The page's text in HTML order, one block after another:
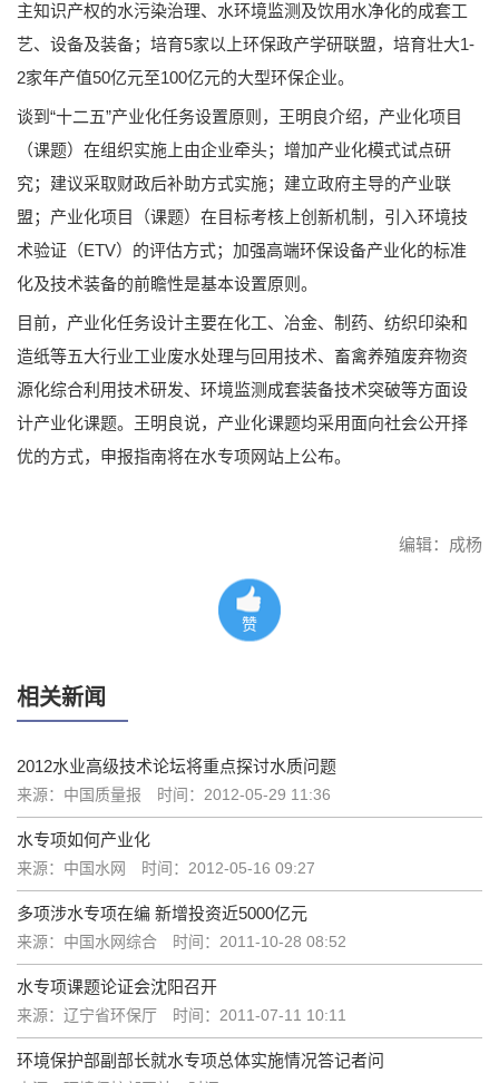
主知识产权的水污染治理、水环境监测及饮用水净化的成套工
艺、设备及装备；培育5家以上环保政产学研联盟，培育壮大1-
2家年产值50亿元至100亿元的大型环保企业。
谈到“十二五”产业化任务设置原则，王明良介绍，产业化项目
（课题）在组织实施上由企业牵头；增加产业化模式试点研
究；建议采取财政后补助方式实施；建立政府主导的产业联
盟；产业化项目（课题）在目标考核上创新机制，引入环境技
术验证（ETV）的评估方式；加强高端环保设备产业化的标准
化及技术装备的前瞻性是基本设置原则。
目前，产业化任务设计主要在化工、冶金、制药、纺织印染和
造纸等五大行业工业废水处理与回用技术、畜禽养殖废弃物资
源化综合利用技术研发、环境监测成套装备技术突破等方面设
计产业化课题。王明良说，产业化课题均采用面向社会公开择
优的方式，申报指南将在水专项网站上公布。
编辑：成杨
赞
相关新闻
2012水业高级技术论坛将重点探讨水质问题
来源：中国质量报 时间：2012-05-29 11:36
水专项如何产业化
来源：中国水网 时间：2012-05-16 09:27
多项涉水专项在编 新增投资近5000亿元
来源：中国水网综合 时间：2011-10-28 08:52
水专项课题论证会沈阳召开
来源：辽宁省环保厅 时间：2011-07-11 10:11
环境保护部副部长就水专项总体实施情况答记者问